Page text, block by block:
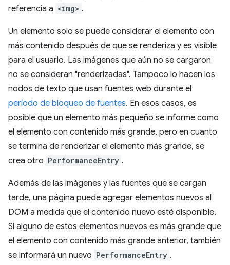
referencia a <img> .
Un elemento solo se puede considerar el elemento con
más contenido después de que se renderiza y es visible
para el usuario. Las imágenes que aún no se cargaron
no se consideran "renderizadas". Tampoco lo hacen los
nodos de texto que usan fuentes web durante el
período de bloqueo de fuentes. En esos casos, es
posible que un elemento más pequeño se informe como
el elemento con contenido más grande, pero en cuanto
se termina de renderizar el elemento más grande, se
crea otro PerformanceEntry .
Además de las imágenes y las fuentes que se cargan
tarde, una página puede agregar elementos nuevos al
DOM a medida que el contenido nuevo esté disponible.
Si alguno de estos elementos nuevos es más grande que
el elemento con contenido más grande anterior, también
se informará un nuevo PerformanceEntry .